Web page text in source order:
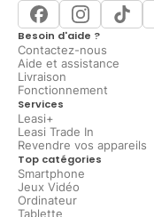
Besoin d'aide ?
Contactez-nous
Aide et assistance
Livraison
Fonctionnement
Services
Leasi+
Leasi Trade In
Revendre vos appareils
Top catégories
Smartphone
Jeux Vidéo
Ordinateur
Tablette